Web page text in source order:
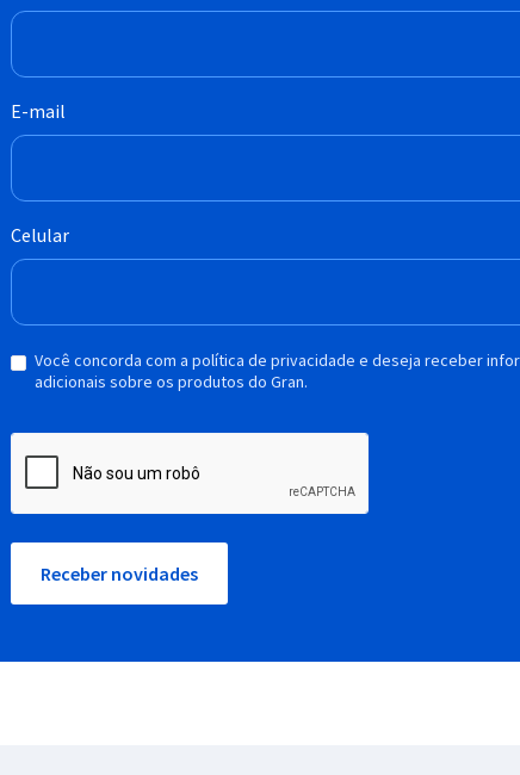
E-mail
Celular
Você concorda com a política de privacidade e deseja receber
adicionais sobre os produtos do Gran.
Receber novidades